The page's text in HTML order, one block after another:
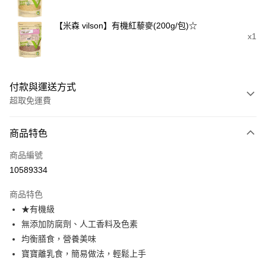
【米森 vilson】有機紅藜麥(200g/包)☆
x1
付款與運送方式
超取免運費
信用卡一次付款
超商取貨付款
Apple Pay
街口支付
悠遊付
商品特色
商品編號
10589334
商品特色
★有機級
無添加防腐劑、人工香料及色素
均衡膳食，營養美味
寶寶離乳食，簡易做法，輕鬆上手